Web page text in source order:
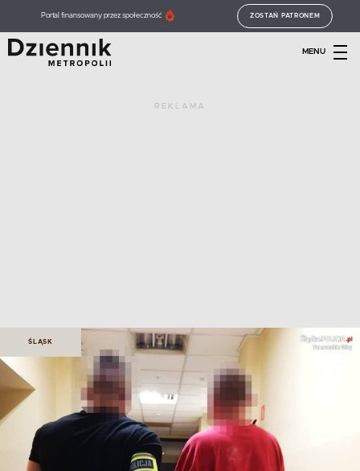
Portal finansowany przez społeczność ZOSTAŃ PATRONEM
MENU
REKLAMA
ŚLĄSK